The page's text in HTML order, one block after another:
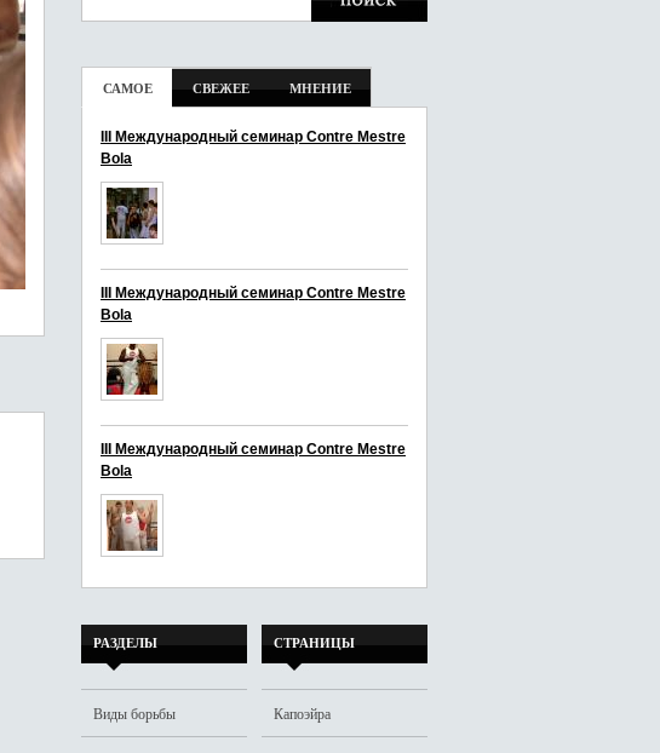
САМОЕ СВЕЖЕЕ МНЕНИЕ
III Международный семинар Contre Mestre
Bola
III Международный семинар Contre Mestre
Bola
III Международный семинар Contre Mestre
Bola
РАЗДЕЛЫ
Виды борьбы
СТРАНИЦЫ
Капоэйра